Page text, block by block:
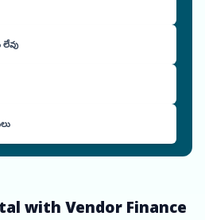
with Vendor Finance